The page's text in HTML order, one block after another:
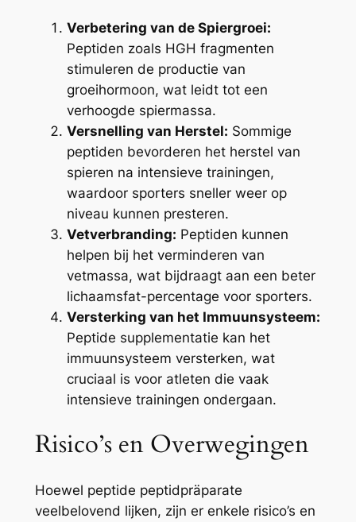
Verbetering van de Spiergroei:
Peptiden zoals HGH fragmenten
stimuleren de productie van
groeihormoon, wat leidt tot een
verhoogde spiermassa.
Versnelling van Herstel: Sommige
peptiden bevorderen het herstel van
spieren na intensieve trainingen,
waardoor sporters sneller weer op
niveau kunnen presteren.
Vetverbranding: Peptiden kunnen
helpen bij het verminderen van
vetmassa, wat bijdraagt aan een beter
lichaamsfat-percentage voor sporters.
Versterking van het Immuunsysteem:
Peptide supplementatie kan het
immuunsysteem versterken, wat
cruciaal is voor atleten die vaak
intensieve trainingen ondergaan.
Risico’s en Overwegingen
Hoewel peptide peptidpräparate
veelbelovend lijken, zijn er enkele risico’s en